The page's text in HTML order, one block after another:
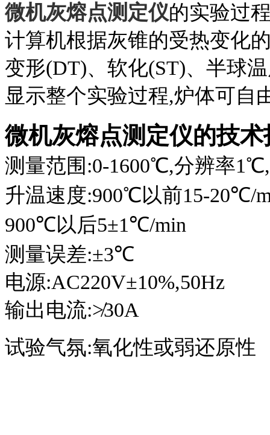
微机灰熔点测定仪的实验过
计算机根据灰锥的受热变化
变形(DT)、软化(ST)、半球
显示整个实验过程,炉体可自
微机灰熔点测定仪的技
测量范围:0-1600℃,分辨率1℃
升温速度:900℃以前15-20℃/
900℃以后5±1℃/min
测量误差:±3℃
电源:AC220V±10%,50Hz
输出电流:≯30A
试验气氛:氧化性或弱还原性